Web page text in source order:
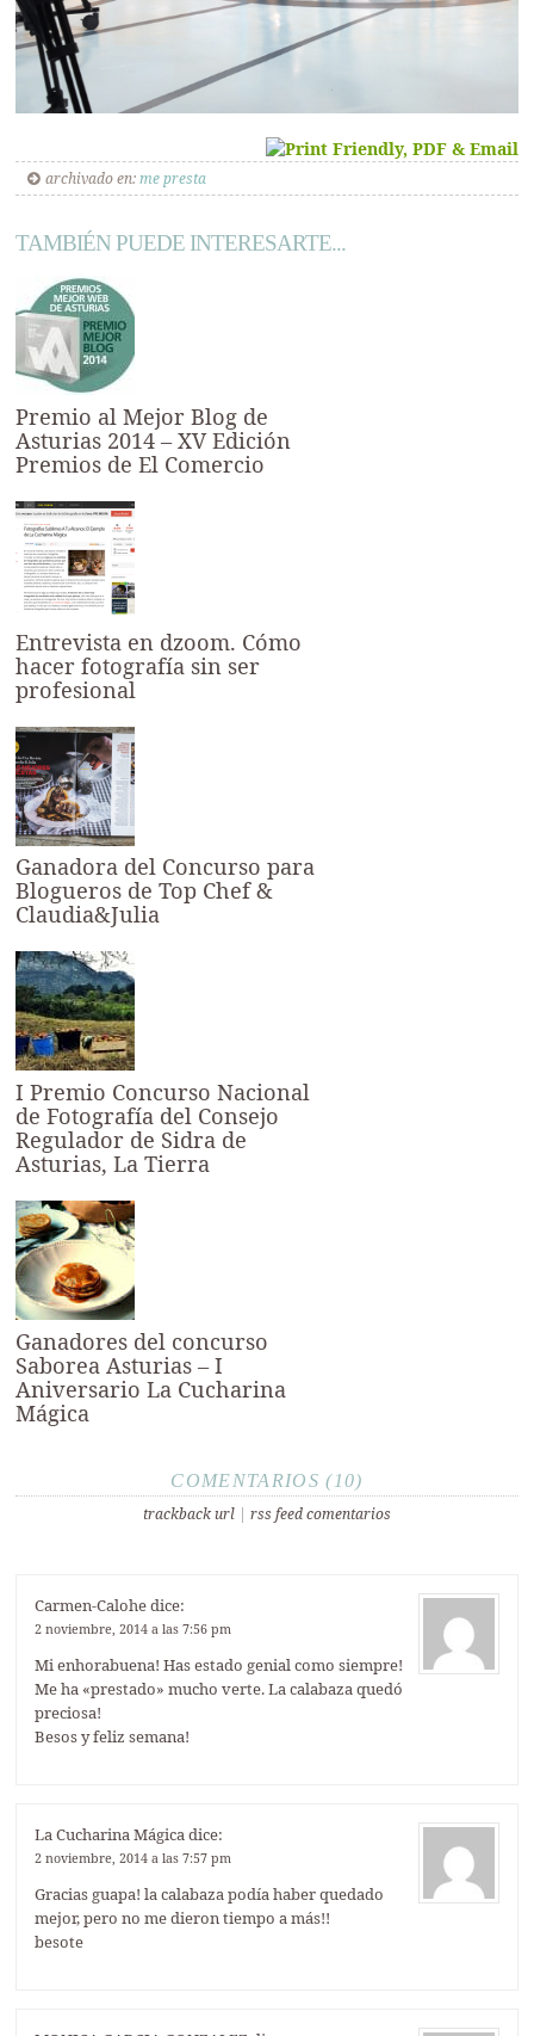
archivado en:me presta
TAMBIÉN PUEDE INTERESARTE...
Premio al Mejor Blog de
Asturias 2014 – XV Edición
Premios de El Comercio
Entrevista en dzoom. Cómo
hacer fotografía sin ser
profesional
Ganadora del Concurso para
Blogueros de Top Chef &
Claudia&Julia
I Premio Concurso Nacional
de Fotografía del Consejo
Regulador de Sidra de
Asturias, La Tierra
Ganadores del concurso
Saborea Asturias – I
Aniversario La Cucharina
Mágica
COMENTARIOS (10)
trackback url| rss feed comentarios
Carmen-Calohedice:
2 noviembre, 2014 a las 7:56 pm
Mi enhorabuena! Has estado genial como siempre!
Me ha «prestado» mucho verte. La calabaza quedó
preciosa!
Besos y feliz semana!
La Cucharina Mágicadice:
2 noviembre, 2014 a las 7:57 pm
Gracias guapa! la calabaza podía haber quedado
mejor, pero no me dieron tiempo a más!!
besote